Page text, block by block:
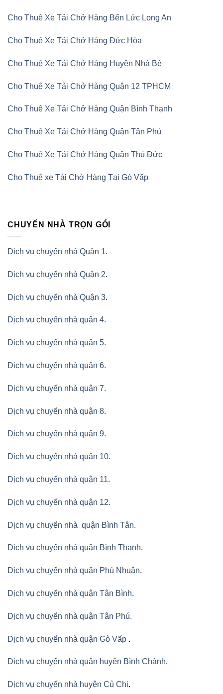
Cho Thuê Xe Tải Chở Hàng Bến Lức Long An
Cho Thuê Xe Tải Chở Hàng Đức Hòa
Cho Thuê Xe Tải Chở Hàng Huyện Nhà Bè
Cho Thuê Xe Tải Chở Hàng Quận 12 TPHCM
Cho Thuê Xe Tải Chở Hàng Quận Bình Thạnh
Cho Thuê Xe Tải Chở Hàng Quận Tân Phú
Cho Thuê Xe Tải Chở Hàng Quận Thủ Đức
Cho Thuê xe Tải Chở Hàng Tại Gò Vấp
CHUYỂN NHÀ TRỌN GÓI
Dịch vụ chuyển nhà Quận 1.
Dịch vụ chuyển nhà Quận 2.
Dịch vụ chuyển nhà Quận 3.
Dịch vụ chuyển nhà quận 4.
Dịch vụ chuyển nhà quận 5.
Dịch vụ chuyển nhà quận 6.
Dịch vụ chuyển nhà quận 7.
Dịch vụ chuyển nhà quận 8.
Dịch vụ chuyển nhà quận 9.
Dịch vụ chuyển nhà quận 10.
Dịch vụ chuyển nhà quận 11.
Dịch vụ chuyển nhà quận 12.
Dịch vụ chuyển nhà quận Bình Tân.
Dịch vụ chuyển nhà quận Bình Thạnh.
Dịch vụ chuyển nhà quận Phú Nhuận.
Dịch vụ chuyển nhà quận Tân Bình.
Dịch vụ chuyển nhà quận Tân Phú.
Dịch vụ chuyển nhà quận Gò Vấp .
Dịch vụ chuyển nhà quận huyện Bình Chánh.
Dịch vụ chuyển nhà huyện Củ Chi.